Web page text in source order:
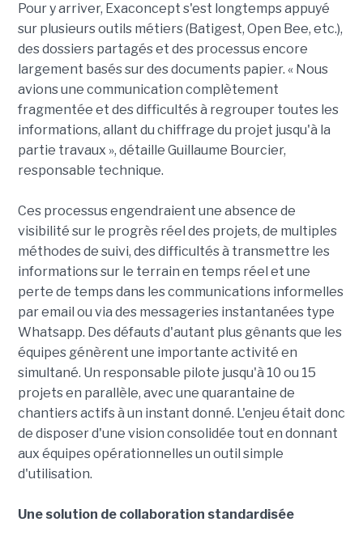
Pour y arriver, Exaconcept s'est longtemps appuyé
sur plusieurs outils métiers (Batigest, Open Bee, etc.),
des dossiers partagés et des processus encore
largement basés sur des documents papier. « Nous
avions une communication complètement
fragmentée et des difficultés à regrouper toutes les
informations, allant du chiffrage du projet jusqu'à la
partie travaux », détaille Guillaume Bourcier,
responsable technique.
Ces processus engendraient une absence de
visibilité sur le progrès réel des projets, de multiples
méthodes de suivi, des difficultés à transmettre les
informations sur le terrain en temps réel et une
perte de temps dans les communications informelles
par email ou via des messageries instantanées type
Whatsapp. Des défauts d'autant plus gênants que les
équipes génèrent une importante activité en
simultané. Un responsable pilote jusqu'à 10 ou 15
projets en parallèle, avec une quarantaine de
chantiers actifs à un instant donné. L'enjeu était donc
de disposer d'une vision consolidée tout en donnant
aux équipes opérationnelles un outil simple
d'utilisation.
Une solution de collaboration standardisée